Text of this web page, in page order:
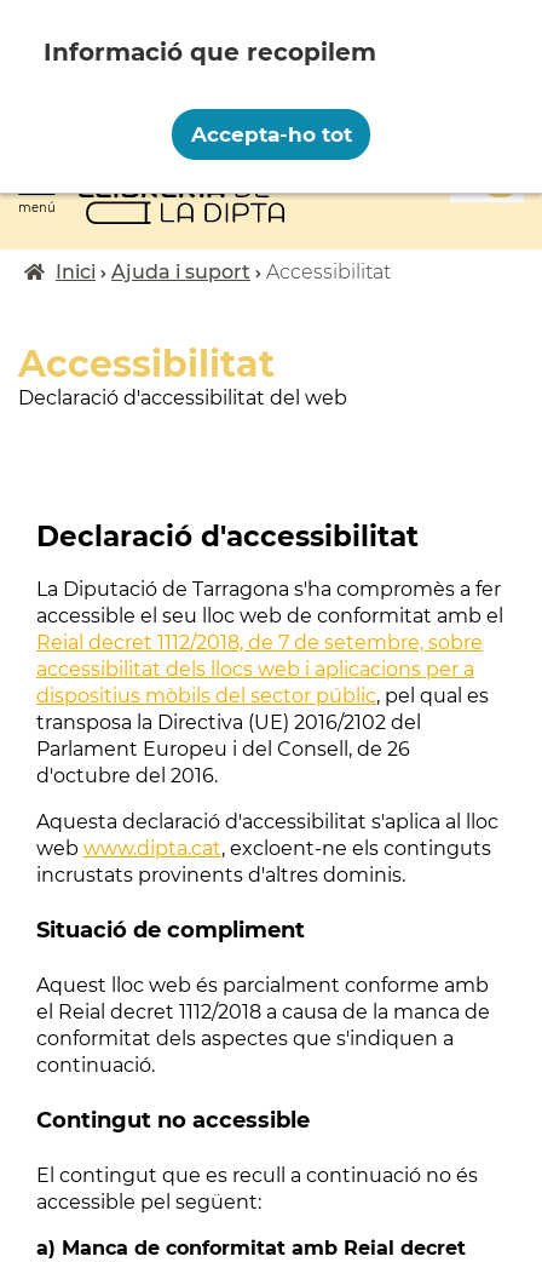
contingut
menú
Fil
Inici Ajuda i suport Accessibilitat
Accessibilitat
Declaració d'accessibilitat del web
Declaració d'accessibilitat
La Diputació de Tarragona s'ha compromès a fer
accessible el seu lloc web de conformitat amb el
Reial decret 1112/2018, de 7 de setembre, sobre
accessibilitat dels llocs web i aplicacions per a
dispositius mòbils del sector públic, pel qual es
transposa la Directiva (UE) 2016/2102 del
Parlament Europeu i del Consell, de 26
d'octubre del 2016.
Aquesta declaració d'accessibilitat s'aplica al lloc
web www.dipta.cat, excloent-ne els continguts
incrustats provinents d'altres dominis.
Situació de compliment
Aquest lloc web és parcialment conforme amb
el Reial decret 1112/2018 a causa de la manca de
conformitat dels aspectes que s'indiquen a
continuació.
Contingut no accessible
El contingut que es recull a continuació no és
accessible pel següent:
a) Manca de conformitat amb Reial decret
personal amb les següents finalitats:
Funcionalitat, Analítica.
Més informació
Canviar preferències
Accepta-ho tot